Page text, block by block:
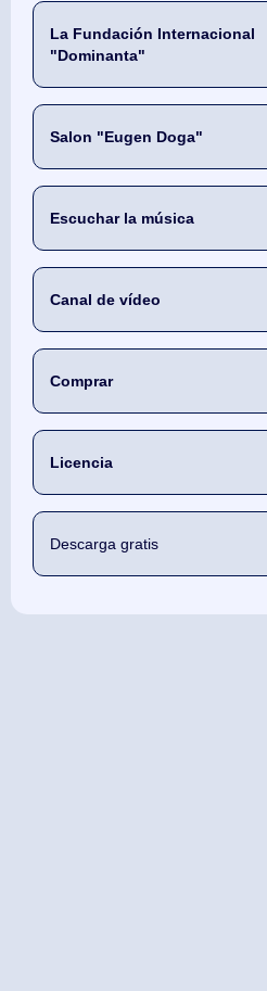
La Fundación Internacional
"Dominanta"
Salon "Eugen Doga"
Escuchar la música
Canal de vídeo
Comprar
Licencia
Descarga gratis